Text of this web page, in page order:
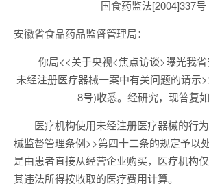
国食药监法[2004]337号
安徽省食品药品监督管理局：
你局<<关于央视<焦点访谈>曝光我
未经注册医疗器械一案中有关问题的请示
8号)收悉。经研究，现答复如
医疗机构使用未经注册医疗器械的行
械监督管理条例>>第四十二条的规定予以
是由患者直接从经营企业购买，医疗机构仅
其违法所得按收取的医疗费用计算。